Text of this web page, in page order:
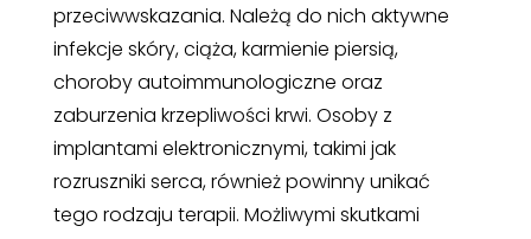
przeciwwskazania. Należą do nich aktywne
infekcje skóry, ciąża, karmienie piersią,
choroby autoimmunologiczne oraz
zaburzenia krzepliwości krwi. Osoby z
implantami elektronicznymi, takimi jak
rozruszniki serca, również powinny unikać
tego rodzaju terapii. Możliwymi skutkami